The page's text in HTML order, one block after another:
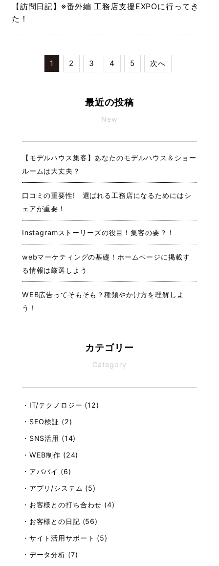
【訪問日記】※番外編 工務店支援EXPOに行ってき
た！
1 2 3 4 5 次へ
最近の投稿
New
【モデルハウス集客】あなたのモデルハウス＆ショー
ルームは大丈夫？
口コミの重要性! 選ばれる工務店になるためにはシ
ェアが重要！
Instagramストーリーズの役目！集客の要？！
webマーケティングの基礎！ホームページに掲載す
る情報は厳選しよう
WEB広告ってそもそも？種類やかけ方を理解しよ
う！
カテゴリー
Category
・IT/テクノロジー (12)
・SEO検証 (2)
・SNS活用 (14)
・WEB制作 (24)
・アババイ (6)
・アプリ/システム (5)
・お客様との打ち合わせ (4)
・お客様との日記 (56)
・サイト活用サポート (5)
・データ分析 (7)